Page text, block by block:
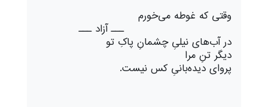
وقتی که غوطه می‌خورم
ـــ آزاد ـــ
در آب‌های نیلیِ چشمانِ پاکِ تو
دیگر تنِ مرا
پروای دیده‌بانیِ کس نیست.